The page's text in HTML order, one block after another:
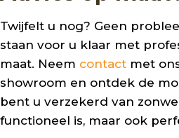
Twijfelt u nog? Geen
staan voor u klaar met
maat. Neem contact met
showroom en ontdek de
bent u verzekerd van
functioneel is, maar ook